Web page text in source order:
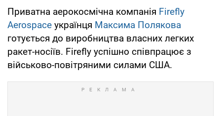
Приватна аерокосмічна компанія Firefly
Aerospace українця Максима Полякова
готується до виробництва власних легких
ракет-носіїв. Firefly успішно співпрацює з
військово-повітряними силами США.